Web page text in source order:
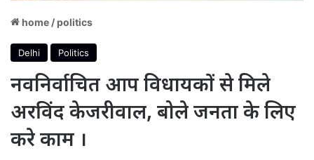
home /politics
Delhi Politics
नवनिर्वाचित आप विधायकों से मिले
अरविंद केजरीवाल, बोले जनता के लिए
करे काम ।